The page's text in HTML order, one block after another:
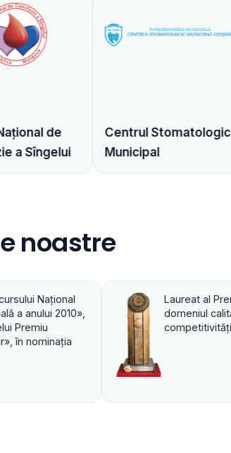
Centrul Stomatologic
Municipal
Dita
noastre
al Premiului de Stat în
calităţii, productivităţii şi
2003